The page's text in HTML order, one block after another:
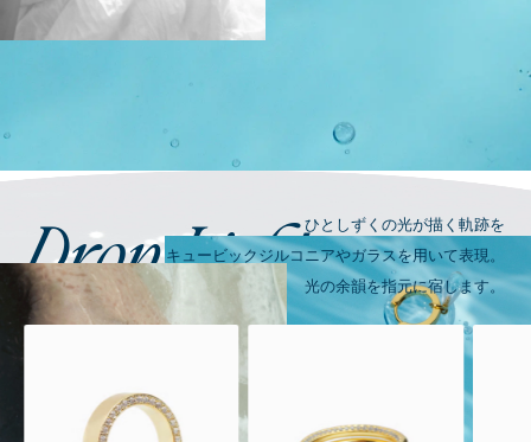
Drop Light
ひとしずくの光が描く軌跡を
キュービックジルコニアやガラスを用いて表現。
光の余韻を指元に宿します。